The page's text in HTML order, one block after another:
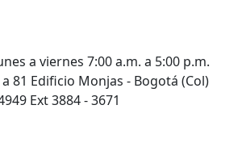
a viernes 7:00 a.m. a 5:00 p.m.
81 Edificio Monjas - Bogotá (Col)
Ext 3884 - 3671